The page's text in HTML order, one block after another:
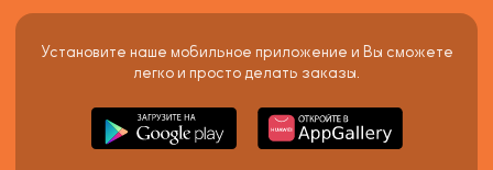
Установите наше мобильное приложение и Вы сможете
легко и просто делать заказы.